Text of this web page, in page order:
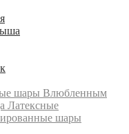
шары Влюбленным
Латексные
шары